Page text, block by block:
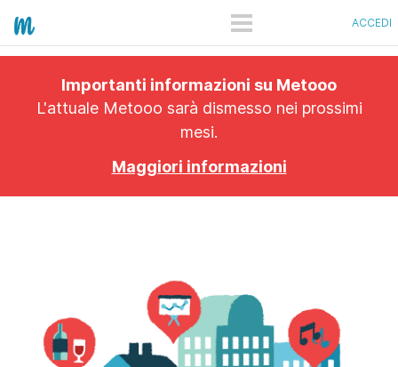
ACCEDI
Importanti informazioni su Metooo
L'attuale Metooo sarà dismesso nei prossimi
mesi.
Maggiori informazioni